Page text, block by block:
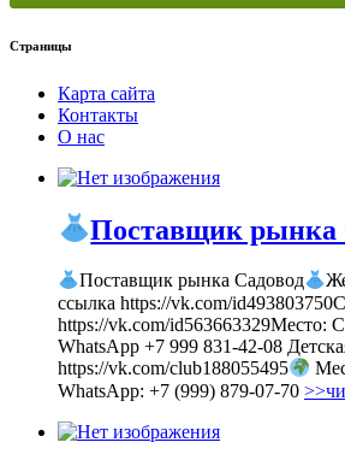
Страницы
Карта сайта
Контакты
О нас
Поставщик рынка
Поставщик рынка Садовод
ссылка https://vk.com/
https://vk.com/id563663329Место:
WhatsApp +7 999 831-42-08
https://vk.com/club188055495
WhatsApp: +7 (999) 879-07-70